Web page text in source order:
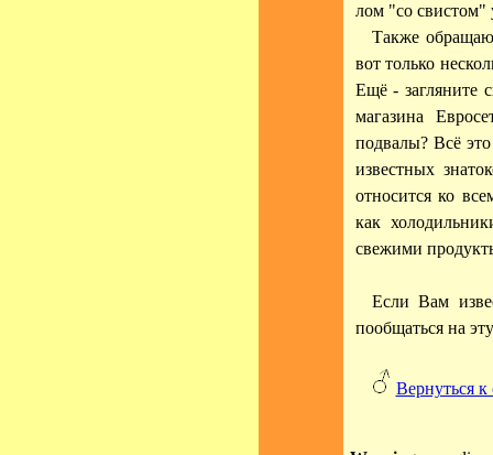
лом "со свистом"
Также
вот только
Ещё - загляните
магазина
подвалы? Всё
известных
относится ко
как
свежими
Если Вам
пообщаться на
Вернуться